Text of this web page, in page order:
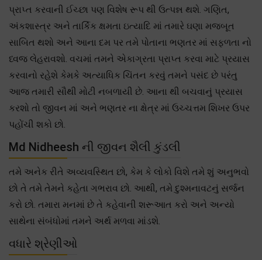
પ્રાપ્ત કરવાની ઈચ્છા પણ વિશેષ રૂપ થી ઉત્પન્ન થશે. ગણિત,
અંકશાસ્ત્ર અને તાર્કિક ક્ષમતા ઇત્યાદિ માં તમારે ઘણા મજબૂત
સાબિત થશો અને આના દમ પર તમે પોતાના ભણતર માં સફળતા નો
ધ્વજ લેહરાવશો. વચમાં તમને એકાગ્રતા પ્રાપ્ત કરવા માટે પ્રયાસ
કરવાનો રહેશે કેમકે અત્યાધિક ચિંતન કરવું તમને પસંદ છે પરંતુ
આજ તમારી સૌથી મોટી નબળાયી છે. આના થી બચવાનું પ્રયાસ
કરશો તો જીવન માં અને ભણતર ના ક્ષેત્ર માં ઉચ્ચત્તમ શિખર ઉપર
પહોંચી શકો છો.
Md Nidheesh ની જીવન શૈલી કુંડલી
તમે અનેક રીતે અવ્યવસ્થિત છો, કેમ કે લોકો વિશે તમે શું અનુભવો
છો તે તમે તેમને કહેતા ગભરાવ છો. આથી, તમે દુશ્મનાવટનું સર્જન
કરો છો. તમારા મનમાં છે તે કહેવાની શરૂઆત કરો અને અન્યો
સાથેના સંબંધોમાં તમને અર્થ મળવા માંડશે.
વધારે શ્રેણીઓ